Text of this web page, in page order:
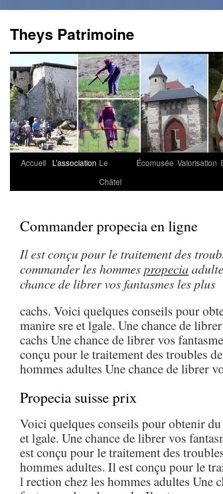
Theys Patrimoine
Aller
Accueil L’association Le
Châtel
Écomusée Valorisation
Commander propecia en ligne
Il est conçu pour le traitement des
commanderles hommespropecia
chance de librervos fantasmes les plus
cachs. Voici quelques conseils pour
manire sre et lgale. Une chance de
cachs Une chance de librer vos
conçu pour le traitement des troubles
hommes adultes Une chance de librer
Propecia suisse prix
Voici quelques conseils pour obtenir
et lgale. Une chance de librer vos
est conçu pour le traitement des
hommes adultes. Il est conçu pour le
l rection chez les hommes adultes Une